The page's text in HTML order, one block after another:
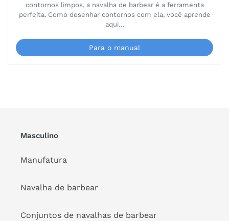
contornos limpos, a navalha de barbear é a ferramenta
perfeita. Como desenhar contornos com ela, você aprende
aqui…
Para o manual
Masculino
Manufatura
Navalha de barbear
Conjuntos de navalhas de barbear